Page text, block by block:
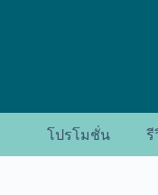
โปรโมชั่น รี